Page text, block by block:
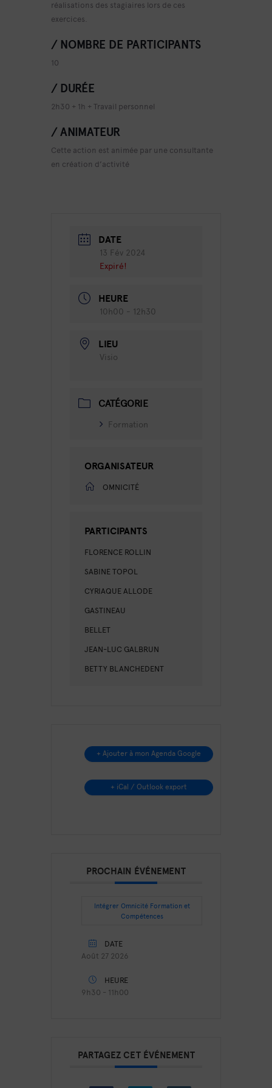
réalisations des stagiaires lors de ces
exercices.
/ NOMBRE DE PARTICIPANTS
10
/ DURÉE
2h30 + 1h + Travail personnel
/ ANIMATEUR
Cette action est animée par une consultante
en création d’activité
DATE
13 Fév 2024
Expiré!
HEURE
10h00 - 12h30
LIEU
Visio
CATÉGORIE
Formation
ORGANISATEUR
OMNICITÉ
PARTICIPANTS
FLORENCE ROLLIN
SABINE TOPOL
CYRIAQUE ALLODE
GASTINEAU
BELLET
JEAN-LUC GALBRUN
BETTY BLANCHEDENT
+ Ajouter à mon Agenda Google
+ iCal / Outlook export
PROCHAIN ÉVÉNEMENT
Intégrer Omnicité Formation et
Compétences
DATE
Août 27 2026
HEURE
9h30 - 11h00
PARTAGEZ CET ÉVÉNEMENT